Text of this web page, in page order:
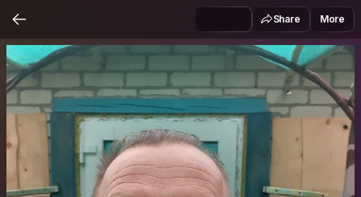
Share More